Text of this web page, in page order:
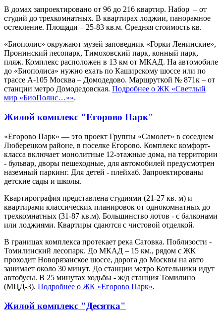
В домах запроектировано от 96 до 216 квартир. Набор – от
студий до трехкомнатных. В квартирах лоджии, панорамное
остекление. Площади – 25-83 кв.м. Средняя стоимость кв.
«Биополис» окружают музей заповедник «Горки Ленинские»,
Пронинский лесопарк, Тимоховский парк, конный парк,
пляж. Комплекс расположен в 13 км от МКАД. На автомобиле
до «Биополиса» нужно ехать по Каширскому шоссе или по
трассе А-105 Москва – Домодедово. Маршруткой № 871к – от
станции метро Домодедовская. Подробнее о ЖК «Светлый
мир «БиоПолис…»».
Жилой комплекс "Егорово Парк"
«Егорово Парк» — это проект Группы «Самолет» в соседнем
Люберецком районе, в поселке Егорово. Комплекс комфорт-
класса включает монолитные 12-этажные дома, на территории
- бульвар, дворы пешеходные, для автомобилей предусмотрен
наземный паркинг. Для детей - плейхаб. Запроектированы
детские сады и школы.
Квартирография представлена студиями (21-27 кв. м) и
квартирами классических планировок от однокомнатных до
трехкомнатных (31-87 кв.м). Большинство лотов - с балконами
или лоджиями. Квартиры сдаются с чистовой отделкой.
В границах комплекса протекает река Сатовка. Поблизости -
Томилинский лесопарк. До МКАД – 15 км., рядом с ЖК
проходит Новорязанское шоссе, дорога до Москвы на авто
занимает около 30 минут. До станции метро Котельники идут
автобусы. В 25 минутах ходьбы - ж/д станция Томилино
(МЦД-3). Подробнее о ЖК «Егорово Парк».
Жилой комплекс "Десятка"